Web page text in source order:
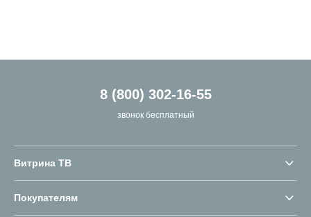
8 (800) 302-16-55
звонок бесплатный
Витрина ТВ
Покупателям